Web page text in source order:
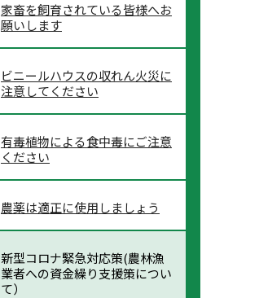
家畜を飼育されている皆様へお
願いします
ビニールハウスの収れん火災に
注意してください
有毒植物による食中毒にご注意
ください
農薬は適正に使用しましょう
新型コロナ緊急対応策(農林漁
業者への資金繰り支援策につい
て）